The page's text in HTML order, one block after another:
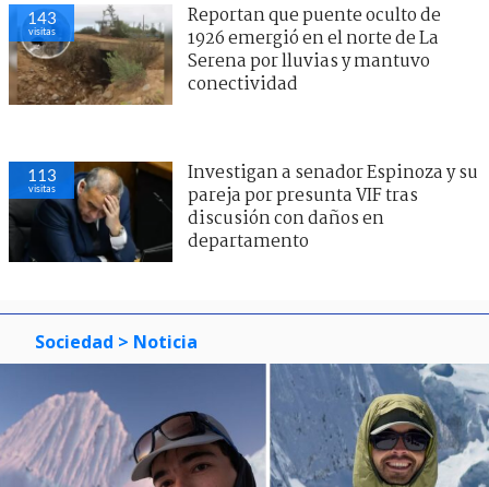
143
visitas
Reportan que puente oculto de
1926 emergió en el norte de La
Serena por lluvias y mantuvo
conectividad
113
visitas
Investigan a senador Espinoza y su
pareja por presunta VIF tras
discusión con daños en
departamento
Sociedad > Noticia